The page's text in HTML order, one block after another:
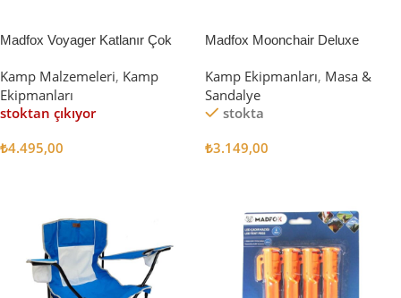
Madfox Voyager Katlanır Çok
[Vagon] BLACK
Kamp Malzemeleri, Kamp
Ekipmanları
stoktan çıkıyor
₺4.495,00
Madfox Moonchair Deluxe
Siyah/Gri
Kamp Ekipmanları, Masa &
Sandalye
stokta
₺3.149,00